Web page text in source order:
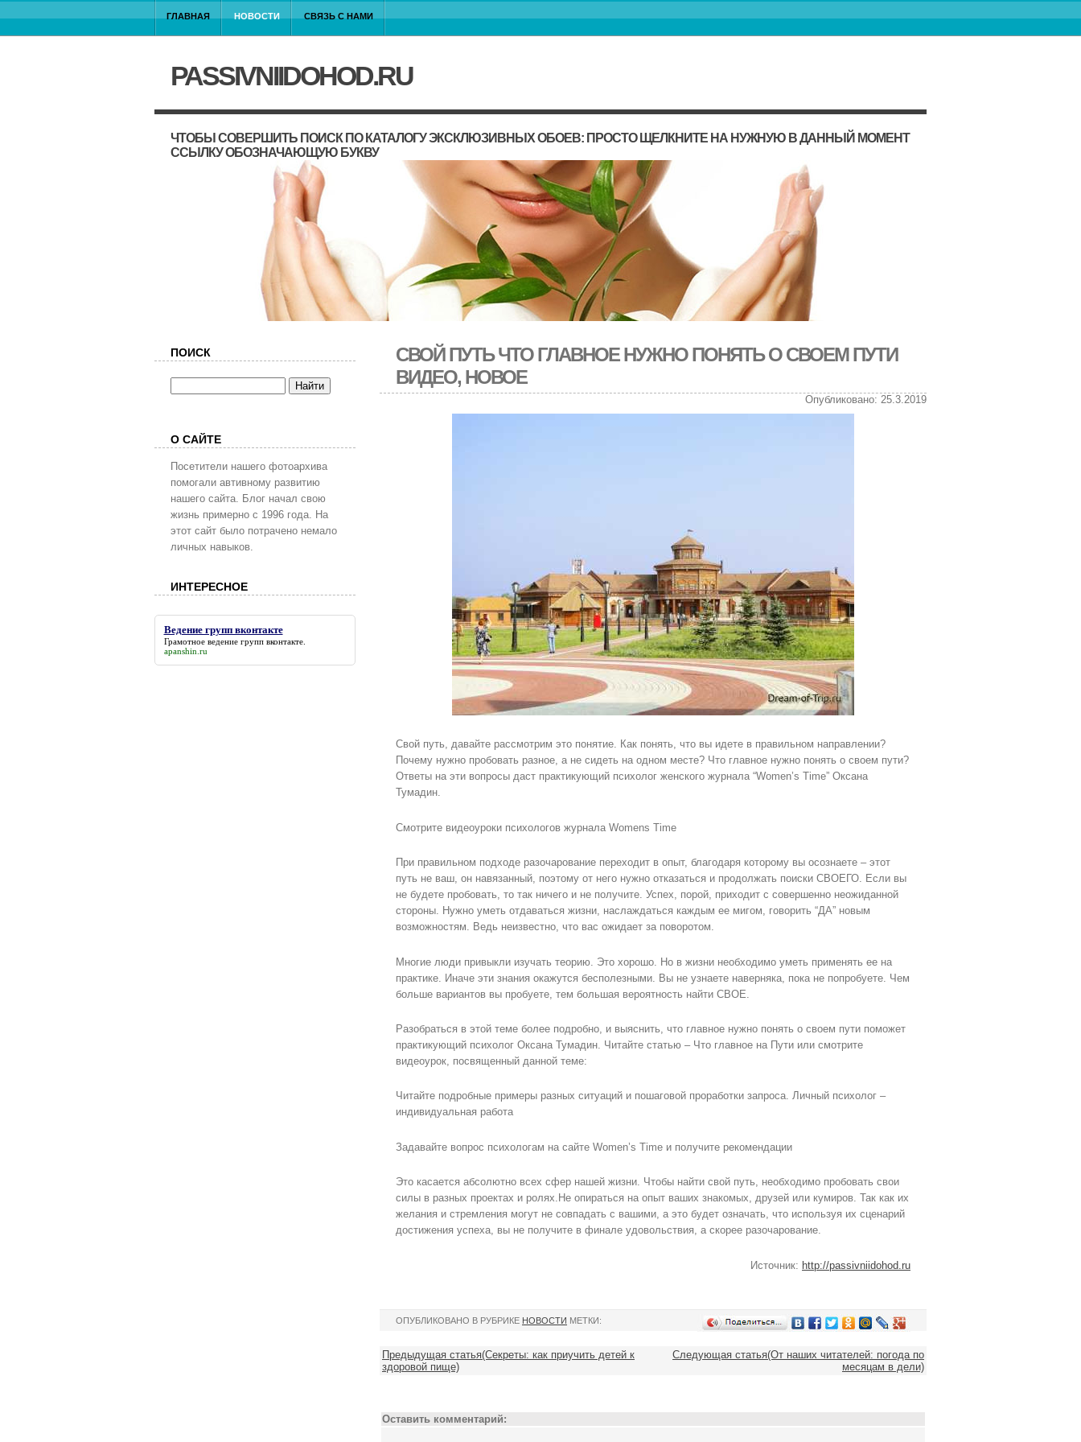
ГЛАВНАЯ НОВОСТИ СВЯЗЬ С НАМИ
PASSIVNIIDOHOD.RU
ЧТОБЫ СОВЕРШИТЬ ПОИСК ПО КАТАЛОГУ ЭКСКЛЮЗИВНЫХ ОБОЕВ: ПРОСТО ЩЕЛКНИТЕ НА НУЖНУЮ В ДАННЫЙ МОМЕНТ
ССЫЛКУ ОБОЗНАЧАЮЩУЮ БУКВУ
СВОЙ ПУТЬ ЧТО ГЛАВНОЕ НУЖНО ПОНЯТЬ О СВОЕМ ПУТИ
ВИДЕО, НОВОЕ
Опубликовано: 25.3.2019
Свой путь, давайте рассмотрим это понятие. Как понять, что вы идете в правильном направлении?
Почему нужно пробовать разное, а не сидеть на одном месте? Что главное нужно понять о своем пути?
Ответы на эти вопросы даст практикующий психолог женского журнала “Women’s Time” Оксана
Тумадин.
Смотрите видеоуроки психологов журнала Womens Time
При правильном подходе разочарование переходит в опыт, благодаря которому вы осознаете – этот
путь не ваш, он навязанный, поэтому от него нужно отказаться и продолжать поиски СВОЕГО. Если вы
не будете пробовать, то так ничего и не получите. Успех, порой, приходит с совершенно неожиданной
стороны. Нужно уметь отдаваться жизни, наслаждаться каждым ее мигом, говорить “ДА” новым
возможностям. Ведь неизвестно, что вас ожидает за поворотом.
Многие люди привыкли изучать теорию. Это хорошо. Но в жизни необходимо уметь применять ее на
практике. Иначе эти знания окажутся бесполезными. Вы не узнаете наверняка, пока не попробуете. Чем
больше вариантов вы пробуете, тем большая вероятность найти СВОЕ.
Разобраться в этой теме более подробно, и выяснить, что главное нужно понять о своем пути поможет
практикующий психолог Оксана Тумадин. Читайте статью – Что главное на Пути или смотрите
видеоурок, посвященный данной теме:
Читайте подробные примеры разных ситуаций и пошаговой проработки запроса. Личный психолог –
индивидуальная работа
Задавайте вопрос психологам на сайте Women’s Time и получите рекомендации
Это касается абсолютно всех сфер нашей жизни. Чтобы найти свой путь, необходимо пробовать свои
силы в разных проектах и ролях.Не опираться на опыт ваших знакомых, друзей или кумиров. Так как их
желания и стремления могут не совпадать с вашими, а это будет означать, что используя их сценарий
достижения успеха, вы не получите в финале удовольствия, а скорее разочарование.
Источник: http://passivniidohod.ru
ОПУБЛИКОВАНО В РУБРИКЕ НОВОСТИ МЕТКИ:
Предыдущая статья(Секреты: как приучить детей к
здоровой пище)
Следующая статья(От наших читателей: погода по
месяцам в дели)
Оставить комментарий:
ПОИСК
О САЙТЕ
Посетители нашего фотоархива
помогали автивному развитию
нашего сайта. Блог начал свою
жизнь примерно с 1996 года. На
этот сайт было потрачено немало
личных навыков.
ИНТЕРЕСНОЕ
Ведение групп вконтакте
Грамотное ведение групп вконтакте.
apanshin.ru